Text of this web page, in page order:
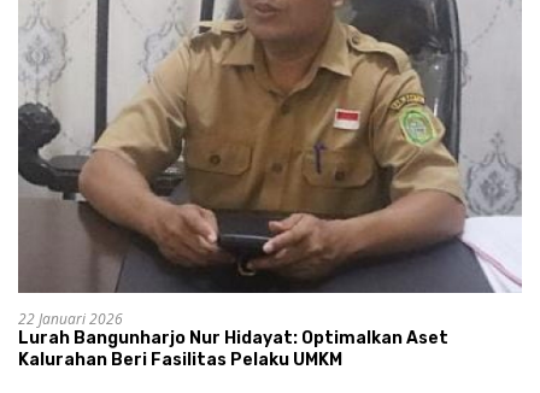
22 Januari 2026
Lurah Bangunharjo Nur Hidayat: Optimalkan Aset
Kalurahan Beri Fasilitas Pelaku UMKM